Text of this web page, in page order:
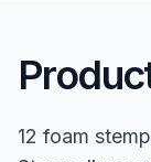
12 foam